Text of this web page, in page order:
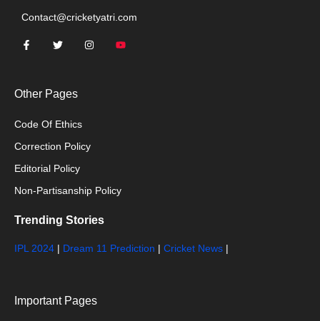
Contact@cricketyatri.com
Other Pages
Code Of Ethics
Correction Policy
Editorial Policy
Non-Partisanship Policy
Trending Stories
IPL 2024 | Dream 11 Prediction | Cricket News |
Important Pages